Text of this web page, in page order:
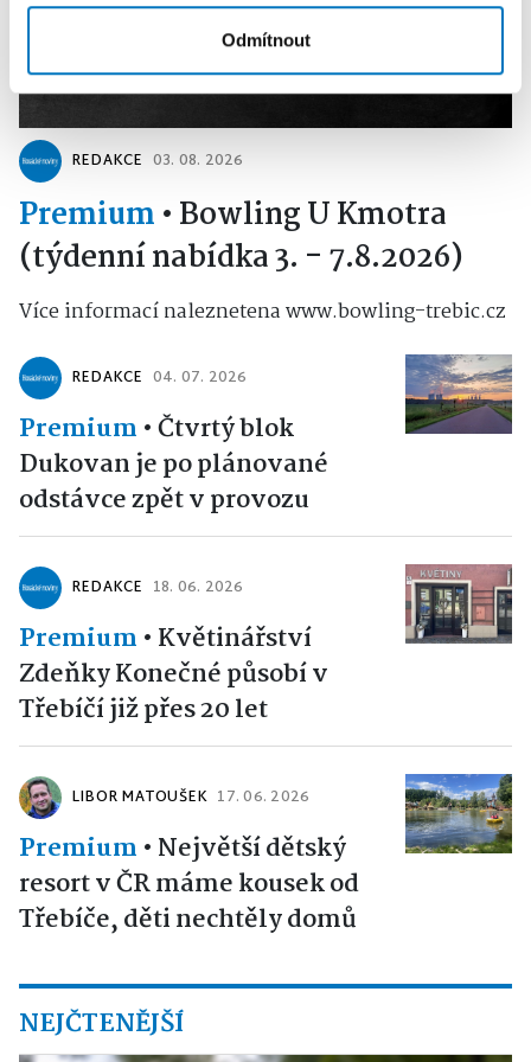
Odmítnout
REDAKCE 03. 08. 2026
Premium • Bowling U Kmotra
(týdenní nabídka 3. - 7.8.2026)
Více informací naleznetena www.bowling-trebic.cz
REDAKCE 04. 07. 2026
Premium •Čtvrtý blok
Dukovan je po plánované
odstávce zpět v provozu
REDAKCE 18. 06. 2026
Premium • Květinářství
Zdeňky Konečné působí v
Třebíčí již přes 20 let
LIBOR MATOUŠEK 17. 06. 2026
Premium • Největší dětský
resort v ČR máme kousek od
Třebíče, děti nechtěly domů
NEJČTENĚJŠÍ